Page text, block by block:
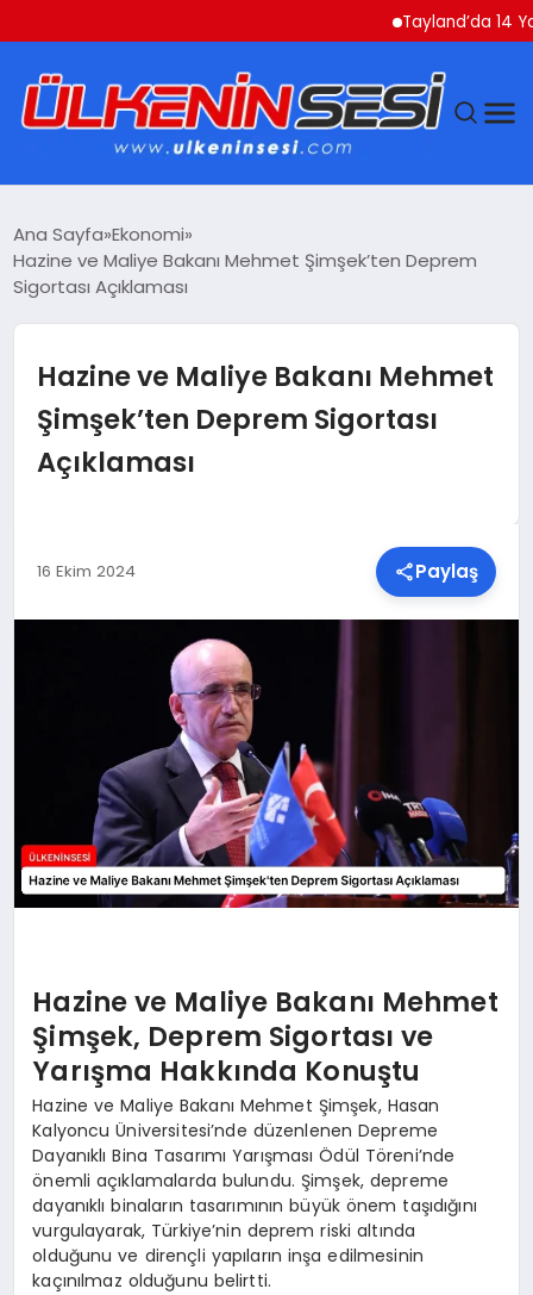
Tayland’da 14
EKONOMI
SAĞLIK
MALATYA HABERLERI
Ana Sayfa Ekonomi
Hazine ve Maliye Bakanı Mehmet Şimşek’ten Deprem
Sigortası Açıklaması
Hazine ve Maliye Bakanı Mehmet
Şimşek’ten Deprem Sigortası
Açıklaması
16 Ekim 2024 Paylaş
Hazine ve Maliye Bakanı Mehmet
Şimşek, Deprem Sigortası ve
Yarışma Hakkında Konuştu
Hazine ve Maliye Bakanı Mehmet Şimşek, Hasan
Kalyoncu Üniversitesi’nde düzenlenen Depreme
Dayanıklı Bina Tasarımı Yarışması Ödül Töreni’nde
önemli açıklamalarda bulundu. Şimşek, depreme
dayanıklı binaların tasarımının büyük önem taşıdığını
vurgulayarak, Türkiye’nin deprem riski altında
olduğunu ve dirençli yapıların inşa edilmesinin
kaçınılmaz olduğunu belirtti.